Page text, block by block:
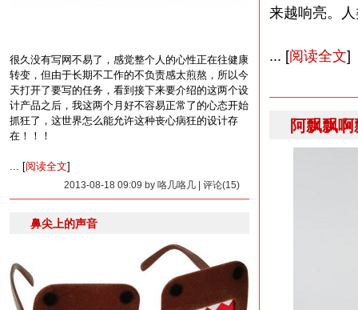
很久没有写网不易了，感觉整个人的心性正在往健康
转变，但由于长期不工作的不负责感太煎熬，所以今
天打开了要写的任务，看到接下来要介绍的这两个设
计产品之后，我这两个月好不容易正常了的心态开始
抓狂了，这世界怎么能允许这种丧心病狂的设计存
在！！！
... [阅读全文]
2013-08-18 09:09 by 咯几咯几 | 评论(15)
鼻尖上的声音
来越响亮。
... [阅读全文]
阿飘飘啊